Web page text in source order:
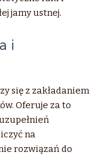
jamy ustnej.
i
się z zakładaniem
Oferuje za to
na
rozwiązań do